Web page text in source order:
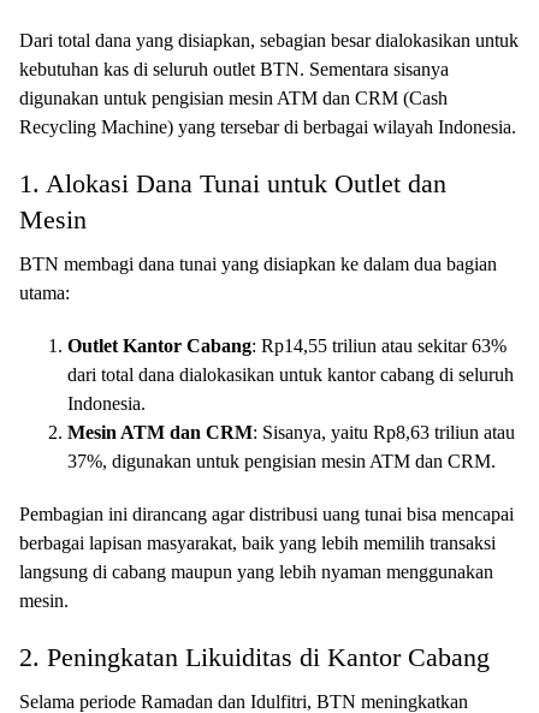
Dari total dana yang disiapkan, sebagian besar dialokasikan untuk
kebutuhan kas di seluruh outlet BTN. Sementara sisanya
digunakan untuk pengisian mesin ATM dan CRM (Cash
Recycling Machine) yang tersebar di berbagai wilayah Indonesia.
1. Alokasi Dana Tunai untuk Outlet dan
Mesin
BTN membagi dana tunai yang disiapkan ke dalam dua bagian
utama:
Outlet Kantor Cabang: Rp14,55 triliun atau sekitar 63%
dari total dana dialokasikan untuk kantor cabang di seluruh
Indonesia.
Mesin ATM dan CRM: Sisanya, yaitu Rp8,63 triliun atau
37%, digunakan untuk pengisian mesin ATM dan CRM.
Pembagian ini dirancang agar distribusi uang tunai bisa mencapai
berbagai lapisan masyarakat, baik yang lebih memilih transaksi
langsung di cabang maupun yang lebih nyaman menggunakan
mesin.
2. Peningkatan Likuiditas di Kantor Cabang
Selama periode Ramadan dan Idulfitri, BTN meningkatkan